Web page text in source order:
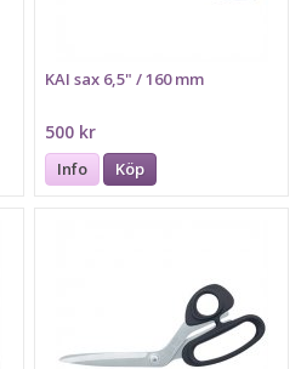
KAI sax 6,5" / 160 mm
500 kr
Info Köp